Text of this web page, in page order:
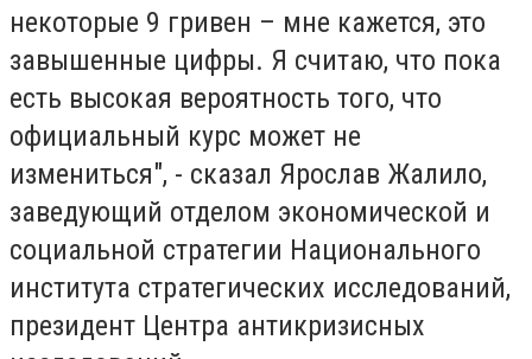
некоторые 9 гривен – мне кажется, это
завышенные цифры. Я считаю, что пока
есть высокая вероятность того, что
официальный курс может не
измениться", - сказал Ярослав Жалило,
заведующий отделом экономической и
социальной стратегии Национального
института стратегических исследований,
президент Центра антикризисных